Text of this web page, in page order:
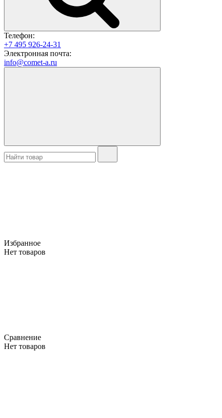
Телефон:
+7 495 926-24-31
Электронная почта:
info@comet-a.ru
Избранное
Нет товаров
Сравнение
Нет товаров